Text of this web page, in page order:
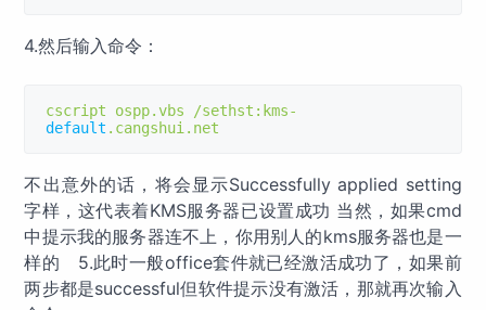
4.然后输入命令：
cscript ospp.vbs /sethst : kms-
default . cangshui . net
不出意外的话，将会显示Successfully applied setting
字样，这代表着KMS服务器已设置成功 当然，如果cmd
中提示我的服务器连不上，你用别人的kms服务器也是一
样的 5.此时一般office套件就已经激活成功了，如果前
两步都是successful但软件提示没有激活，那就再次输入